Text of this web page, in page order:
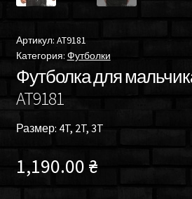
Артикул: AT9181
Категория: Футболки
Футболка для
AT9181
Размер: 4T, 2T, 3T
1,190.00 ₴